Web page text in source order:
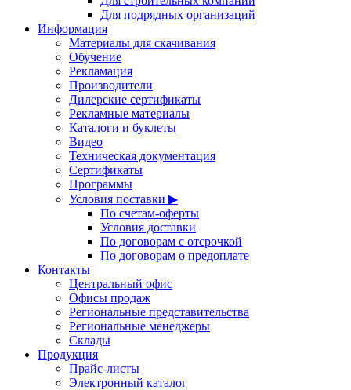
Для подрядных организаций
Информация
Материалы для скачивания
Обучение
Рекламация
Производители
Дилерские сертификаты
Рекламные материалы
Каталоги и буклеты
Видео
Техническая документация
Сертификаты
Программы
Условия поставки ▶
По счетам-оферты
Условия доставки
По договорам с отсрочкой
По договорам о предоплате
Контакты
Центральный офис
Офисы продаж
Региональные представительства
Региональные менеджеры
Склады
Продукция
Прайс-листы
Электронный каталог